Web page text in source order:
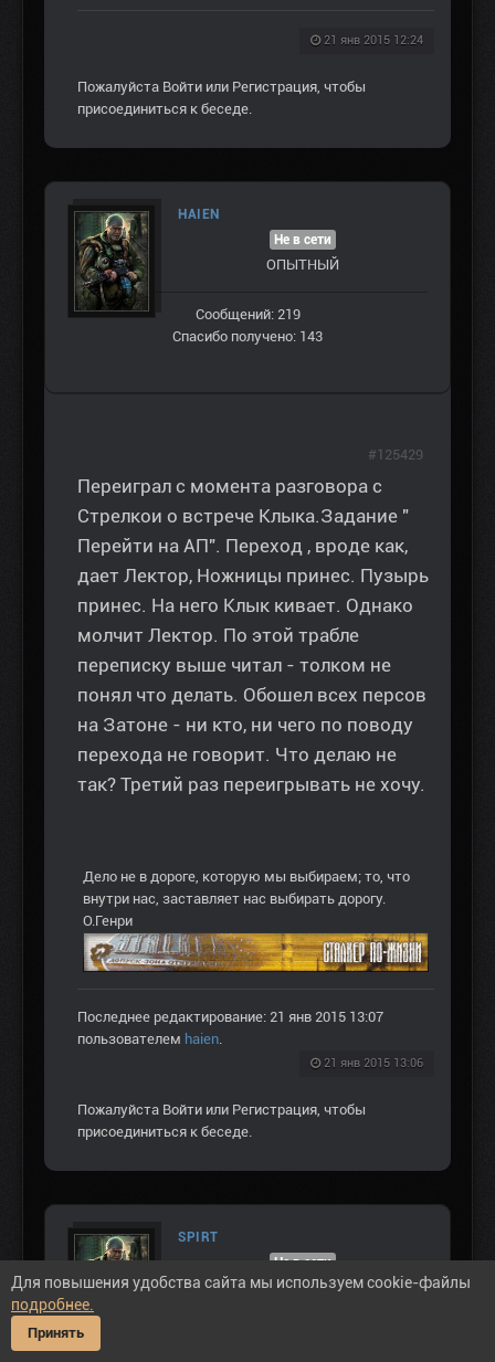
21 янв 2015 12:24
Пожалуйста Войти или Регистрация, чтобы
присоединиться к беседе.
HAIEN
Не в сети
ОПЫТНЫЙ
Сообщений: 219
Спасибо получено: 143
Переиграл с момента разговора с
Стрелкои о встрече Клыка.Задание "
Перейти на АП". Переход , вроде как,
дает Лектор, Ножницы принес. Пузырь
принес. На него Клык кивает. Однако
молчит Лектор. По этой трабле
переписку выше читал - толком не
понял что делать. Обошел всех персов
на Затоне - ни кто, ни чего по поводу
перехода не говорит. Что делаю не
так? Третий раз переигрывать не хочу.
Дело не в дороге, которую мы выбираем; то, что
внутри нас, заставляет нас выбирать дорогу.
О.Генри
Последнее редактирование: 21 янв 2015 13:07
пользователем haien.
21 янв 2015 13:06
#125429
Пожалуйста Войти или Регистрация, чтобы
присоединиться к беседе.
SPIRT
Не в сети
ВЕТЕРАН
Для повышения удобства сайта мы используем cookie-файлы
подробнее.
Принять